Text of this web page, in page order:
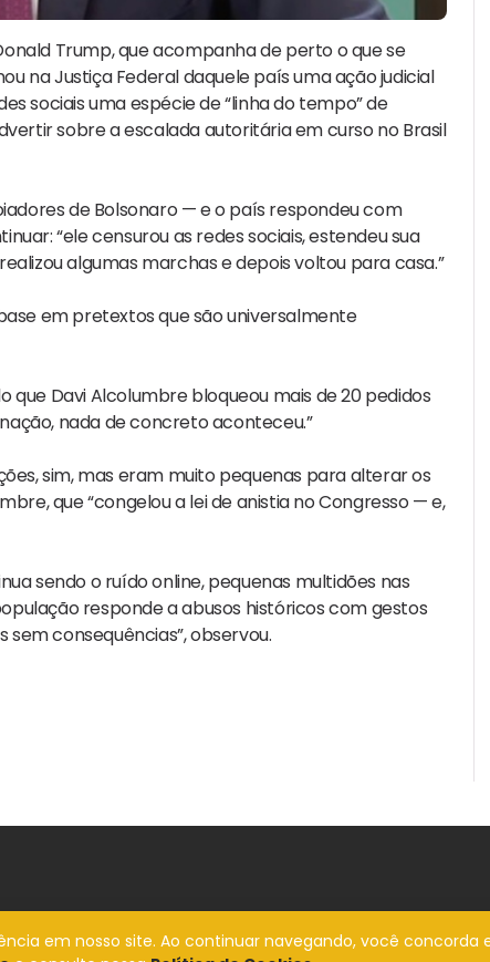
Trump, que acompanha de perto o que se
na Justiça Federal daquele país uma ação judicial
sociais uma espécie de “linha do tempo” de
sobre a escalada autoritária em curso no Brasil
de Bolsonaro — e o país respondeu com
“ele censurou as redes sociais, estendeu sua
algumas marchas e depois voltou para casa.”
em pretextos que são universalmente
Davi Alcolumbre bloqueou mais de 20 pedidos
nada de concreto aconteceu.”
sim, mas eram muito pequenas para alterar os
que “congelou a lei de anistia no Congresso — e,
sendo o ruído online, pequenas multidões nas
responde a abusos históricos com gestos
consequências”, observou.
em nosso site. Ao continuar navegando, você concorda